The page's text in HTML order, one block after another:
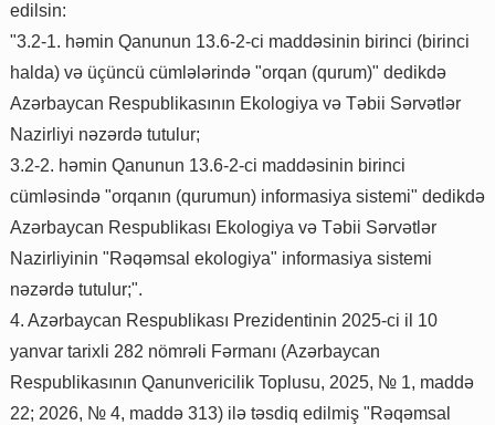
edilsin:
"3.2-1. həmin Qanunun 13.6-2-ci maddəsinin birinci (birinci
halda) və üçüncü cümlələrində "orqan (qurum)" dedikdə
Azərbaycan Respublikasının Ekologiya və Təbii Sərvətlər
Nazirliyi nəzərdə tutulur;
3.2-2. həmin Qanunun 13.6-2-ci maddəsinin birinci
cümləsində "orqanın (qurumun) informasiya sistemi" dedikdə
Azərbaycan Respublikası Ekologiya və Təbii Sərvətlər
Nazirliyinin "Rəqəmsal ekologiya" informasiya sistemi
nəzərdə tutulur;".
4. Azərbaycan Respublikası Prezidentinin 2025-ci il 10
yanvar tarixli 282 nömrəli Fərmanı (Azərbaycan
Respublikasının Qanunvericilik Toplusu, 2025, № 1, maddə
22; 2026, № 4, maddə 313) ilə təsdiq edilmiş "Rəqəmsal